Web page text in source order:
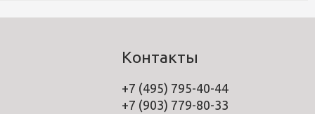
Контакты
+7 (495) 795-40-44
+7 (903) 779-80-33